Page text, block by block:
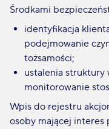
Środkami
identyfikacja
podejmowanie
tożsamości;
ustalenia struktury
monitorowanie
Wpis do rejestru
osoby mającej interes